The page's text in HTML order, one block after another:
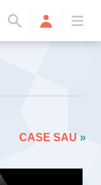
CASE SAU »